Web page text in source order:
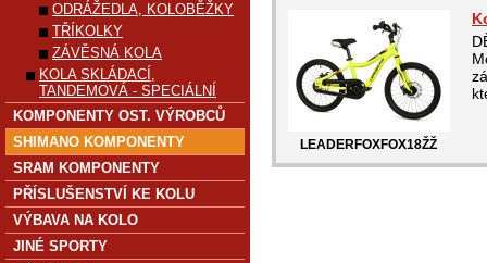
LEADERFOXFOX18ŽŽ
ODRÁŽEDLA, KOLOBĚŽKY
TŘÍKOLKY
ZÁVĚSNÁ KOLA
KOLA SKLÁDACÍ,
TANDEMOVÁ - SPECIÁLNÍ
KOMPONENTY OST. VÝROBCŮ
SHIMANO KOMPONENTY
SRAM KOMPONENTY
PŘÍSLUŠENSTVÍ KE KOLU
VÝBAVA NA KOLO
JINÉ SPORTY